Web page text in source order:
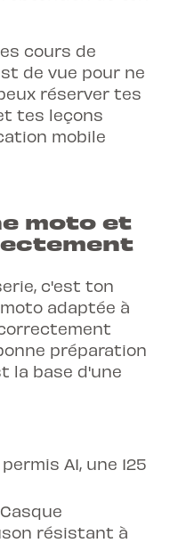
cours de
de vue pour ne
réserver tes
tes leçons
mobile
moto et
c'est ton
adaptée à
préparation
la base d'une
A1, une 125
Casque
résistant à